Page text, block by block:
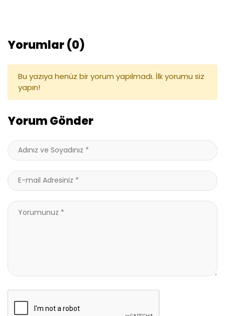
Yorumlar (0)
Bu yazıya henüz bir yorum yapılmadı. İlk yorumu siz
yapın!
Yorum Gönder